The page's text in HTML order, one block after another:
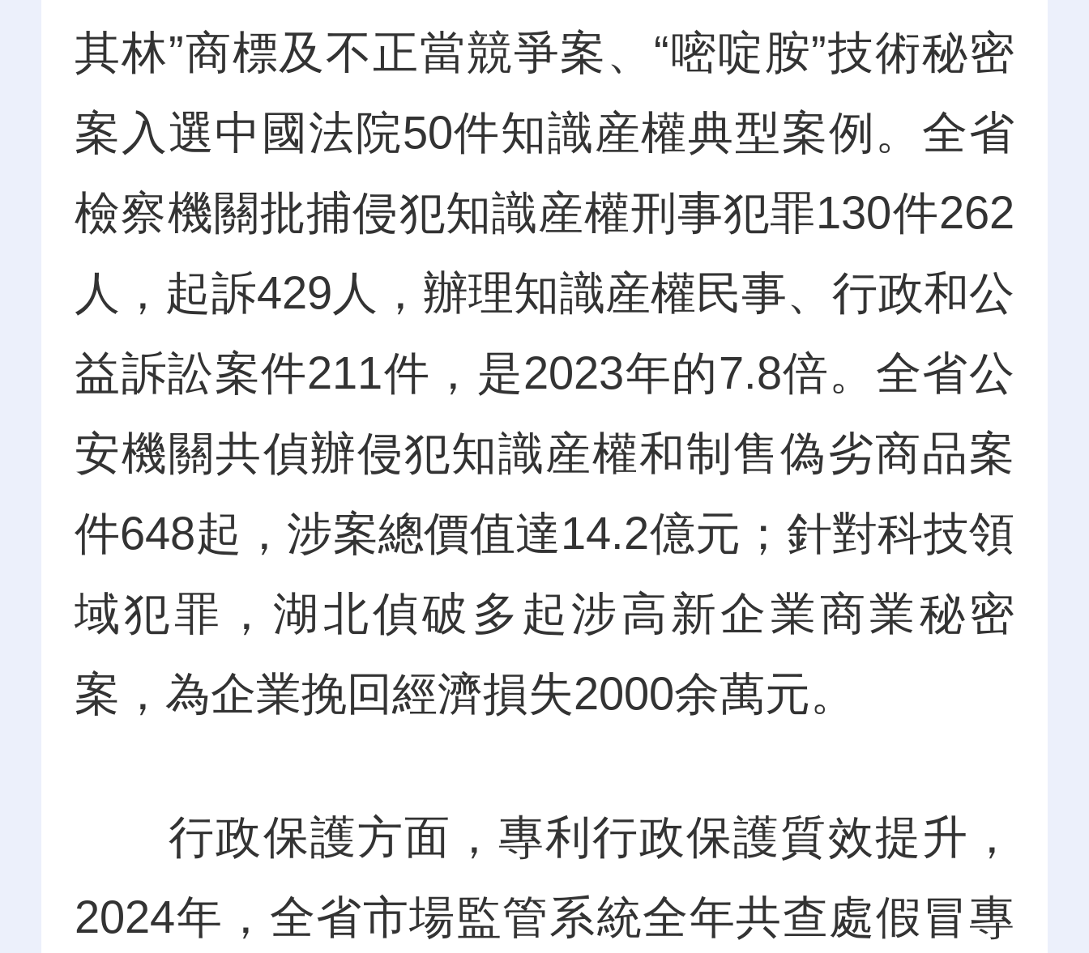
其林”商標及不正當競爭案、“嘧啶胺”技術秘密
案入選中國法院50件知識産權典型案例。全省
檢察機關批捕侵犯知識産權刑事犯罪130件262
人，起訴429人，辦理知識産權民事、行政和公
益訴訟案件211件，是2023年的7.8倍。全省公
安機關共偵辦侵犯知識産權和制售偽劣商品案
件648起，涉案總價值達14.2億元；針對科技領
域犯罪，湖北偵破多起涉高新企業商業秘密
案，為企業挽回經濟損失2000余萬元。
行政保護方面，專利行政保護質效提升，
2024年，全省市場監管系統全年共查處假冒專